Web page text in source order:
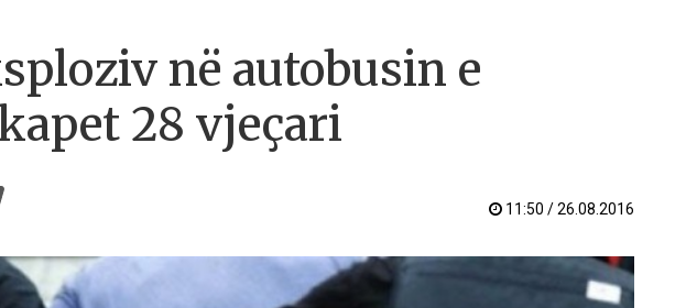
në autobusin e
28 vjeçari
11:50 / 26.08.2016